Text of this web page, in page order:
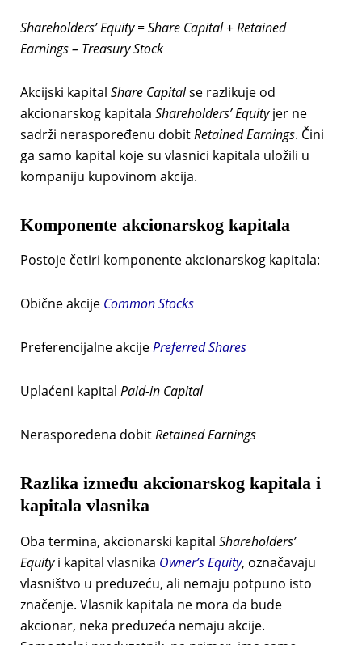
Shareholders’ Equity = Share Capital + Retained
Earnings – Treasury Stock
Akcijski kapital Share Capitalse razlikuje od
akcionarskog kapitala Shareholders’ Equityjer ne
sadrži neraspoređenu dobitRetained Earnings. Čini
ga samo kapital koje su vlasnici kapitala uložili u
kompaniju kupovinom akcija.
Komponente akcionarskog kapitala
Postoje četiri komponente akcionarskog kapitala:
Obične akcije Common Stocks
Preferencijalne akcijePreferred Shares
Uplaćeni kapital Paid-inCapital
Neraspoređena dobitRetained Earnings
Razlika između akcionarskog kapitala i
kapitala vlasnika
Oba termina, akcionarski kapital Shareholders’
Equityi kapital vlasnika Owner’s Equity, označavaju
vlasništvo u preduzeću, ali nemaju potpuno isto
značenje. Vlasnik kapitala ne mora da bude
akcionar, neka preduzeća nemaju akcije.